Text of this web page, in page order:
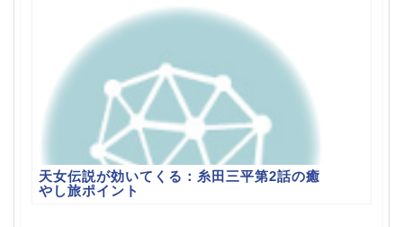
天女伝説が効いてくる：糸田三平第2話の癒
やし旅ポイント